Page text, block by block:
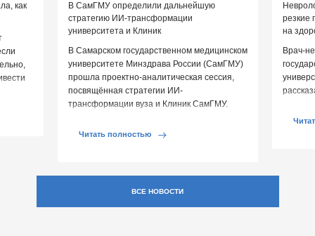
как
В СамГМУ определили дальнейшую
стратегию ИИ-трансформации
университета и Клиник
В Самарском государственном медицинском
университете Минздрава России (СамГМУ)
прошла проектно-аналитическая сессия,
посвящённая стратегии ИИ-
трансформации вуза и Клиник СамГМУ.
Запад», […]
Читать полностью
резкие
на
Врач-
ВСЕ НОВОСТИ